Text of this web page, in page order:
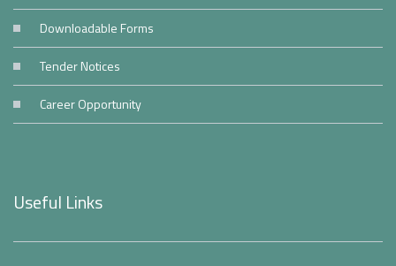
Downloadable Forms
Tender Notices
Career Opportunity
Useful Links